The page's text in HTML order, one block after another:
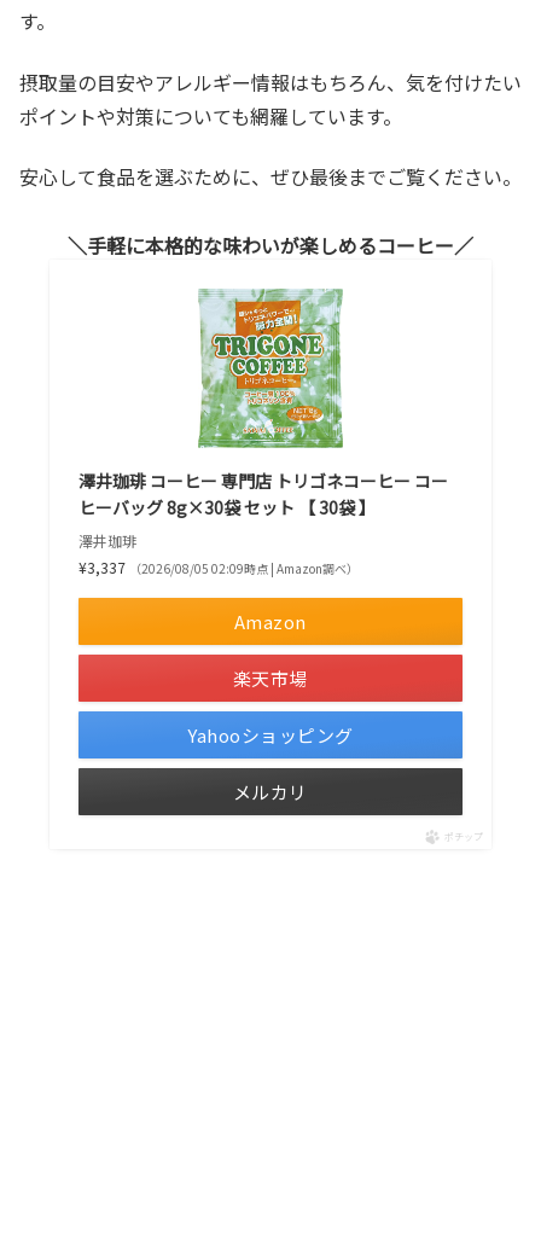
す。
摂取量の目安やアレルギー情報はもちろん、気を付けたい
ポイントや対策についても網羅しています。
安心して食品を選ぶために、ぜひ最後までご覧ください。
手軽に本格的な味わいが楽しめるコーヒー
澤井珈琲 コーヒー 専門店 トリゴネコーヒー コー
ヒーバッグ 8g×30袋 セット 【 30袋 】
澤井珈琲
¥3,337
（2026/08/05 02:09時点 | Amazon調べ）
Amazon
楽天市場
Yahooショッピング
メルカリ
ポチップ